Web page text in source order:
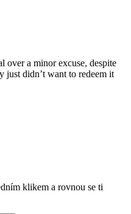
over a minor excuse, despite
just didn’t want to redeem it
klikem a rovnou se ti